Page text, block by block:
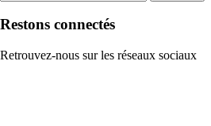
Restons connectés
Retrouvez-nous sur les réseaux sociaux